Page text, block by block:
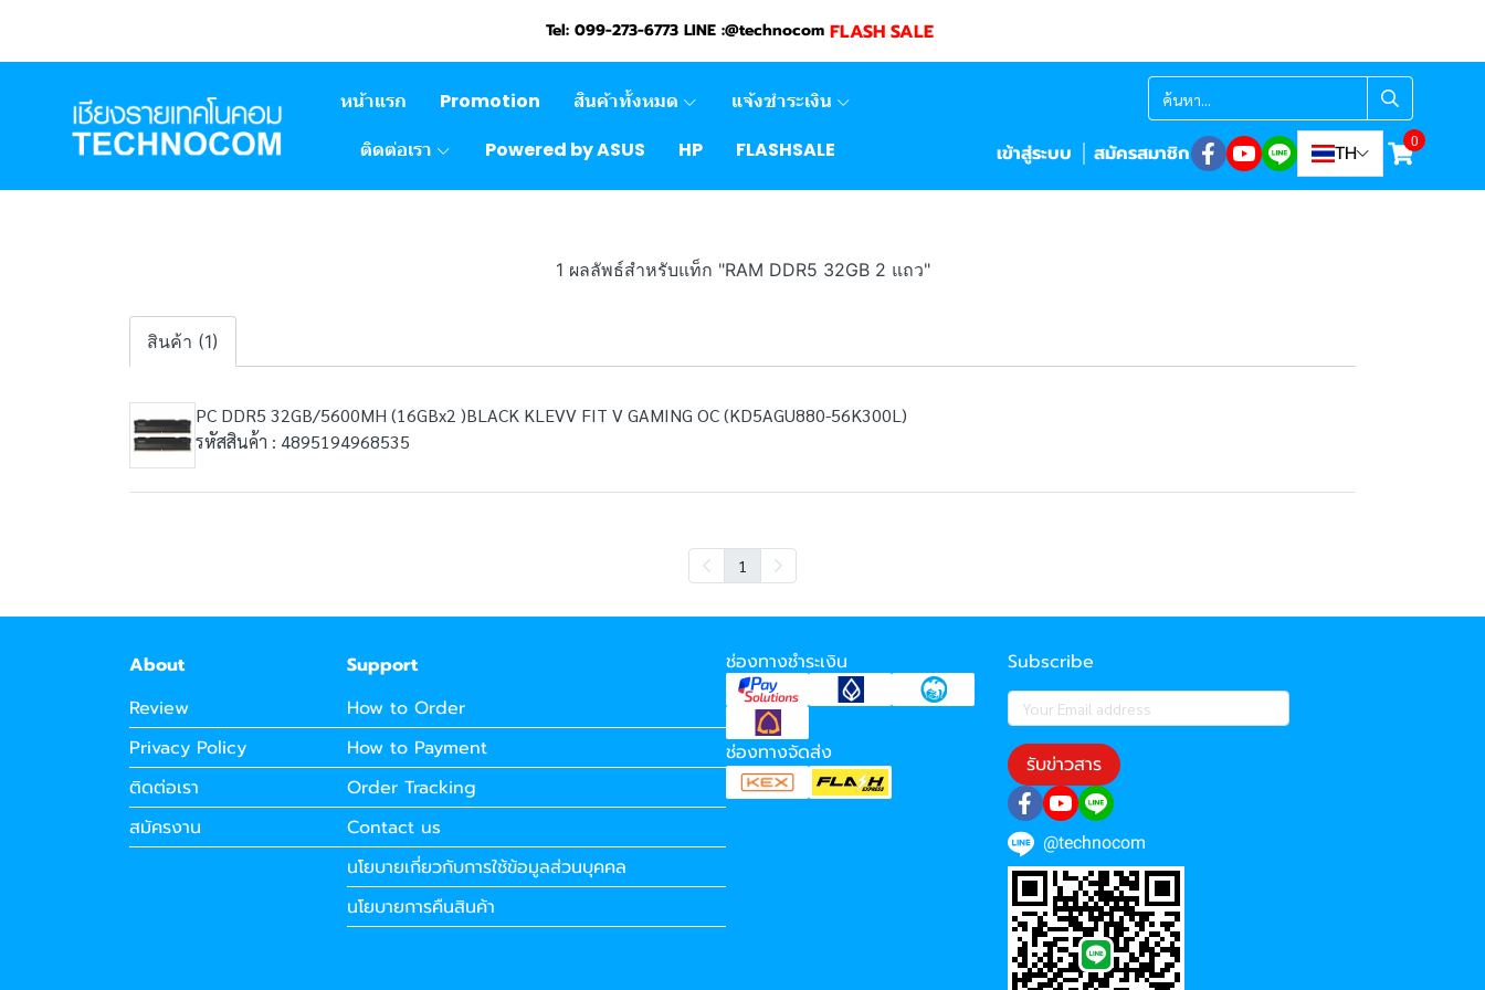
Tel: 099-273-6773 LINE :@technocom FLASH SALE
หน้าแรก Promotion สินค้าทั้งหมด
แจ้งชำระเงิน
ติดต่อเรา
Powered by ASUS HP FLASHSALE เข้าสู่ระบบ สมัครสมาชิก TH 0
1 ผลลัพธ์สำหรับแท็ก "RAM DDR5 32GB 2 แถว"
สินค้า (1)
PC DDR5 32GB/5600MH (16GBx2 )BLACK KLEVV FIT V GAMING OC (KD5AGU880-56K300L)
รหัสสินค้า : 4895194968535
1
About
Review
Privacy Policy
ติดต่อเรา
สมัครงาน
Support
How to Order
How to Payment
Order Tracking
Contact us
นโยบายเกี่ยวกับการใช้ข้อมูลส่วนบุคคล
นโยบายการคืนสินค้า
ช่องทางชำระเงิน
ช่องทางจัดส่ง
Subscribe
รับข่าวสาร
@technocom